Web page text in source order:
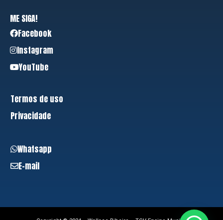
ME SIGA!
Facebook
Instagram
YouTube
Termos de uso
Privacidade
Whatsapp
E-mail